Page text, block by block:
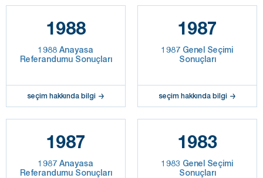
1988
1988 Anayasa
Referandumu Sonuçları
seçim hakkında bilgi
1987
1987 Genel Seçimi
Sonuçları
seçim hakkında bilgi
1987
1987 Anayasa
Referandumu Sonuçları
1983
1983 Genel Seçimi
Sonuçları